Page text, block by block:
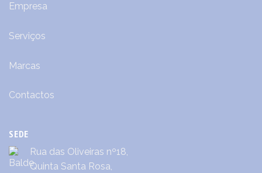
Empresa
Serviços
Marcas
Contactos
SEDE
Rua das Oliveiras nº18,
Quinta Santa Rosa,